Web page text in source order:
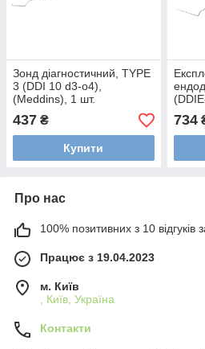
Зонд діагностичний, TYPE
3 (DDI 10 d3-o4),
(Meddins), 1 шт.
437 ₴
Купити
шт.
734
Про нас
100% позитивних з 10 відгуків
Працює з 19.04.2023
м. Київ
, Київ, Україна
Контакти